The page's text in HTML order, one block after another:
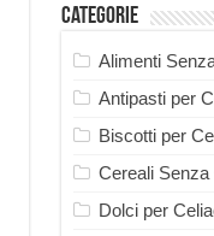
Categorie
Alimenti
Antipasti per
Biscotti per
Cereali Senza
Dolci per